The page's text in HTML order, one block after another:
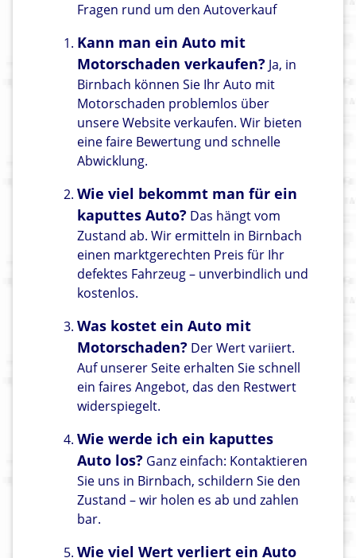
Fragen rund um den Autoverkauf
Kann man ein Auto mit
Motorschaden verkaufen? Ja, in
Birnbach können Sie Ihr Auto mit
Motorschaden problemlos über
unsere Website verkaufen. Wir bieten
eine faire Bewertung und schnelle
Abwicklung.
Wie viel bekommt man für ein
kaputtes Auto? Das hängt vom
Zustand ab. Wir ermitteln in Birnbach
einen marktgerechten Preis für Ihr
defektes Fahrzeug – unverbindlich und
kostenlos.
Was kostet ein Auto mit
Motorschaden? Der Wert variiert.
Auf unserer Seite erhalten Sie schnell
ein faires Angebot, das den Restwert
widerspiegelt.
Wie werde ich ein kaputtes
Auto los? Ganz einfach: Kontaktieren
Sie uns in Birnbach, schildern Sie den
Zustand – wir holen es ab und zahlen
bar.
Wie viel Wert verliert ein Auto